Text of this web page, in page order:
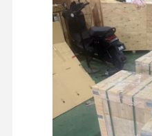
Silnik Yanmar
Silnik Kubota
Silnik Isuzu
Silnik CUMMINS